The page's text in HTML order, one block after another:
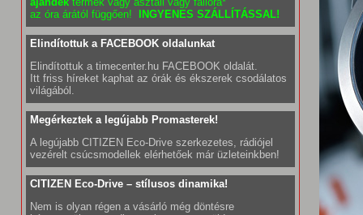
az óra árától függően! INGYENES SZÁLLÍTÁSSAL!
Elindítottuk a FACEBOOK oldalunkat
Elindítottuk a timecenter.hu FACEBOOK oldalát.
Itt friss híreket kaphat az órák és ékszerek csodálatos
világából.
Megérkeztek a legújabb Promasterek!
A legújabb CITIZEN Eco-Drive szerkezetes, rádiójel
vezérelt csúcsmodellek elérhetőek már üzleteinkben!
CITIZEN Eco-Drive – stílusos dinamika!
Nem is olyan régen a vásárló még döntésre